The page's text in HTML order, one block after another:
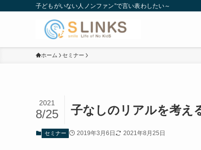
子どもがいない人ノンファン”で言い表わしたい～
ホーム セミナー
子なしのリアルを考え
2021
8/25
セミナー 2019年3月6日 2021年8月25日